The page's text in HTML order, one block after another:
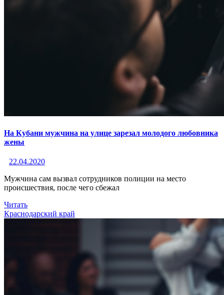
На Кубани мужчина на улице зарезал молодого любовника
жены
22.04.2020
Мужчина сам вызвал сотрудников полиции на место
происшествия, после чего сбежал
Читать
Краснодарский край